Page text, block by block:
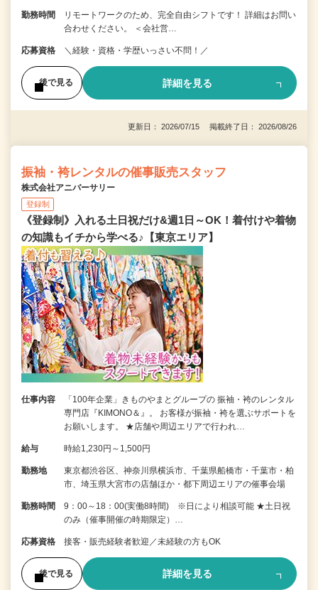
勤務時間
リモートワークのため、完全自由シフトです！ 詳細はお問い
合わせください。 ＜会社営…
応募資格 ＼経験・資格・学歴いっさい不問！／
後で見る 詳細を見る
更新日： 2026/07/15 掲載終了日： 2026/08/26
振袖・袴レンタルの催事販売スタッフ
株式会社アニバーサリー
登録制
《登録制》入れる土日祝だけ&週1日～OK！着付けや着物
の知識もイチから学べる♪【東京エリア】
仕事内容
「100年企業」きものやまとグループの 振袖・袴のレンタル
専門店『KIMONO＆』。 お客様が振袖・袴を選ぶサポートを
お願いします。 ★店舗や周辺エリアで行われ…
給与 時給1,230円～1,500円
勤務地
東京都渋谷区、神奈川県横浜市、千葉県船橋市・千葉市・柏
市、埼玉県大宮市の店舗ほか・都下周辺エリアの催事会場
勤務時間
9：00～18：00(実働8時間) ※日により相談可能 ★土日祝
のみ（催事開催の時期限定）…
応募資格 接客・販売経験者歓迎／未経験の方もOK
後で見る 詳細を見る